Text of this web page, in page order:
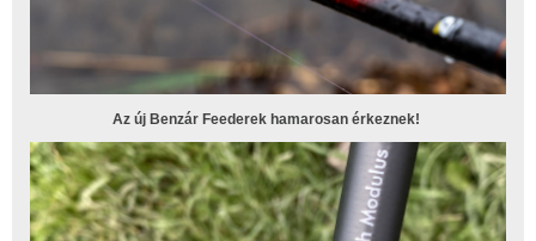
Az új Benzár Feederek hamarosan érkeznek!